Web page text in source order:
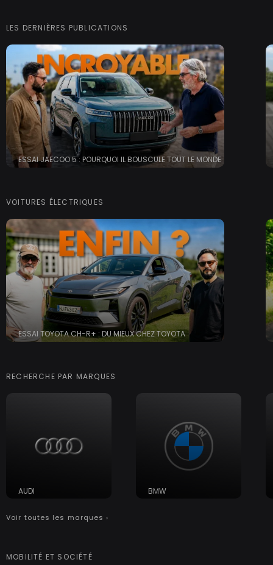
LES DERNIÈRES PUBLICATIONS
ESSAI JAECOO 5 : POURQUOI IL BOUSCULE TOUT LE MONDE
VOITURES ÉLECTRIQUES
ESSAI TOYOTA CH-R+ : DU MIEUX CHEZ TOYOTA
RECHERCHE PAR MARQUES
AUDI BMW
Voir toutes les marques ›
MOBILITÉ ET SOCIÉTÉ